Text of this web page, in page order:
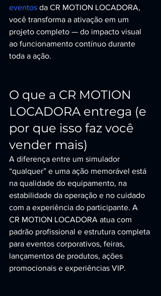
eventos da CR MOTION LOCADORA,
você transforma a ativação em um
projeto completo — do impacto visual
ao funcionamento contínuo durante
toda a ação.
O que a CR MOTION
LOCADORA entrega (e
por que isso faz você
vender mais)
A diferença entre um simulador
“qualquer” e uma ação memorável está
na qualidade do equipamento, na
estabilidade da operação e no cuidado
com a experiência do participante. A
CR MOTION LOCADORA atua com
padrão profissional e estrutura completa
para eventos corporativos, feiras,
lançamentos de produtos, ações
promocionais e experiências VIP.